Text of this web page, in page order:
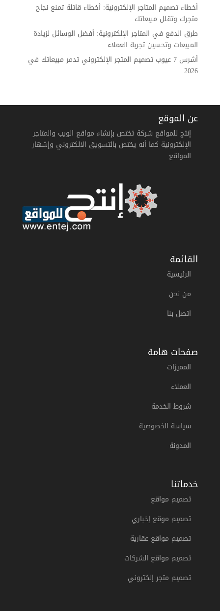
أخطاء تصميم المتاجر الإلكترونية: أخطاء قاتلة تمنع نجاح
متجرك وتقلل مبيعاتك
طرق الدفع في المتاجر الإلكترونية: أفضل الوسائل لزيادة
المبيعات وتحسين تجربة العملاء
أشرس 7 عيوب تصميم المتجر الإلكتروني تدمر مبيعاتك في
2026
عن الموقع
إنتج للمواقع شركة تختص بإنشاء مواقع الويب والمتاجر
الإلكترونية كما أنه يختص بالتسويق الالكتروني وإشهار
المواقع
القائمة
الرئيسية
من نحن
اتصل بنا
صفحات هامة
المميزات
العملاء
شروط الخدمة
سياسة الخصوصية
المدونة
خدماتنا
تصميم مواقع
تصميم موقع إخباري
تصميم مواقع عقارية
تصميم مواقع الشركات
تصميم متجر إلكتروني